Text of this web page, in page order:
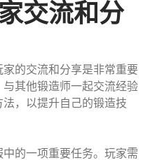
交流和分
的交流和分享是非常重要
其他锻造师一起交流经验
，以提升自己的锻造技
的一项重要任务。玩家需